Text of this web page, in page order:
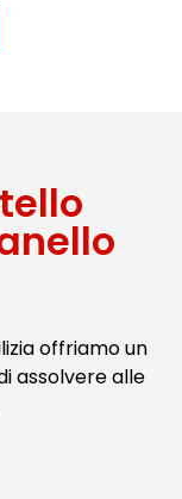
offriamo un
assolvere alle